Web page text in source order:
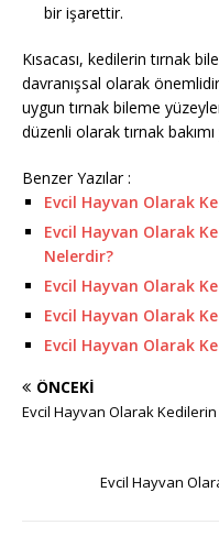
bir işarettir.
Kısacası, kedilerin tırnak
davranışsal olarak
uygun tırnak bileme
düzenli olarak tırnak
Benzer Yazılar :
Evcil Hayvan Olarak
Evcil Hayvan Olarak
Nelerdir?
Evcil Hayvan Olarak
Evcil Hayvan Olarak
Evcil Hayvan Olarak
ÖNCEKI
Evcil Hayvan Olarak Kedilerin
Evcil Hayvan